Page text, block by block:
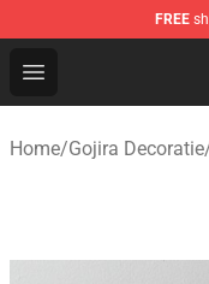
FREE
Open menu
Gojira Shop -
Home/Gojira Decoratie